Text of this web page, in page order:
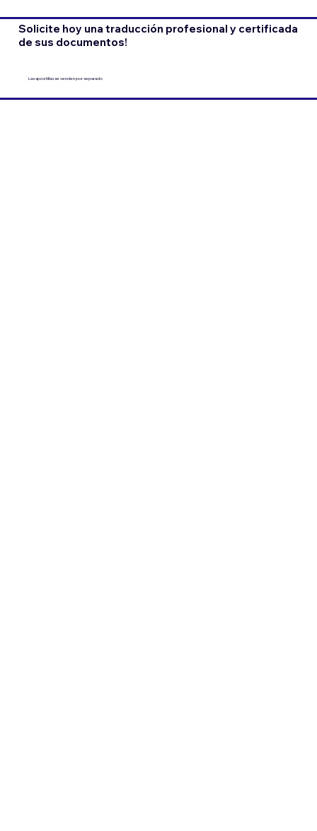
Solicite hoy una traducción profesional y certificada
de sus documentos!
Las apostillas se venden por separado